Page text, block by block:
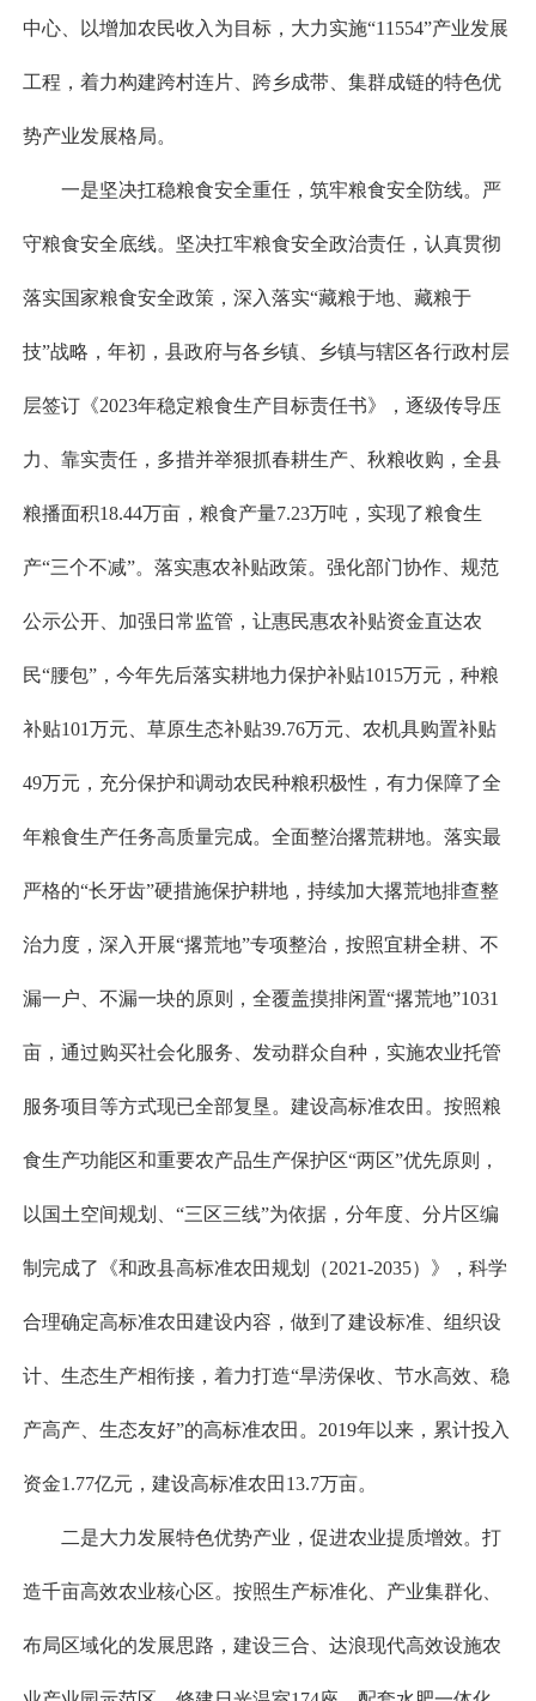
中心、以增加农民收入为目标，大力实施“11554”产业发展
工程，着力构建跨村连片、跨乡成带、集群成链的特色优
势产业发展格局。
一是坚决扛稳粮食安全重任，筑牢粮食安全防线。严
守粮食安全底线。坚决扛牢粮食安全政治责任，认真贯彻
落实国家粮食安全政策，深入落实“藏粮于地、藏粮于
技”战略，年初，县政府与各乡镇、乡镇与辖区各行政村层
层签订《2023年稳定粮食生产目标责任书》，逐级传导压
力、靠实责任，多措并举狠抓春耕生产、秋粮收购，全县
粮播面积18.44万亩，粮食产量7.23万吨，实现了粮食生
产“三个不减”。落实惠农补贴政策。强化部门协作、规范
公示公开、加强日常监管，让惠民惠农补贴资金直达农
民“腰包”，今年先后落实耕地力保护补贴1015万元，种粮
补贴101万元、草原生态补贴39.76万元、农机具购置补贴
49万元，充分保护和调动农民种粮积极性，有力保障了全
年粮食生产任务高质量完成。全面整治撂荒耕地。落实最
严格的“长牙齿”硬措施保护耕地，持续加大撂荒地排查整
治力度，深入开展“撂荒地”专项整治，按照宜耕全耕、不
漏一户、不漏一块的原则，全覆盖摸排闲置“撂荒地”1031
亩，通过购买社会化服务、发动群众自种，实施农业托管
服务项目等方式现已全部复垦。建设高标准农田。按照粮
食生产功能区和重要农产品生产保护区“两区”优先原则，
以国土空间规划、“三区三线”为依据，分年度、分片区编
制完成了《和政县高标准农田规划（2021-2035）》，科学
合理确定高标准农田建设内容，做到了建设标准、组织设
计、生态生产相衔接，着力打造“旱涝保收、节水高效、稳
产高产、生态友好”的高标准农田。2019年以来，累计投入
资金1.77亿元，建设高标准农田13.7万亩。
二是大力发展特色优势产业，促进农业提质增效。打
造千亩高效农业核心区。按照生产标准化、产业集群化、
布局区域化的发展思路，建设三合、达浪现代高效设施农